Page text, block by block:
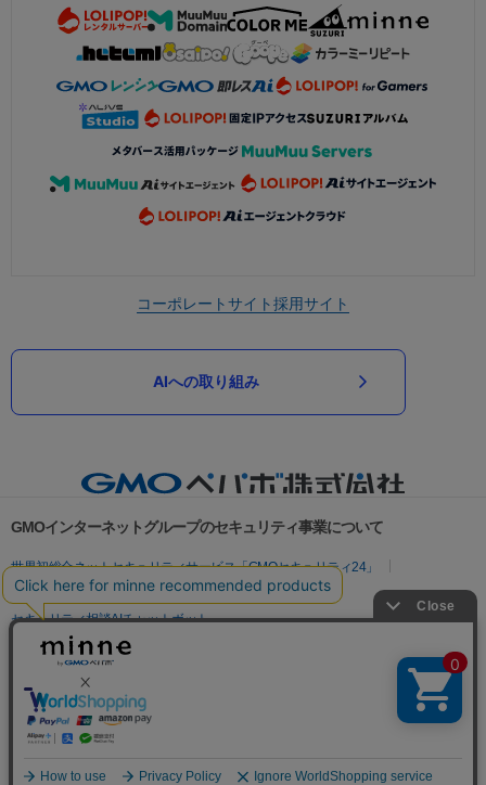
コーポレートサイト採用サイト
AIへの取り組み
GMOインターネットグループのセキュリティ事業について
世界初総合ネットセキュリティサービス「GMOセキュリティ24」
パスワード漏洩診断
Webサイトリスク診断
セキュリティ相談AIチャットボット
実在証明・盗聴対策
サイバー攻撃対策（GMO Flatt Security）
セキュリティ事業の軌跡